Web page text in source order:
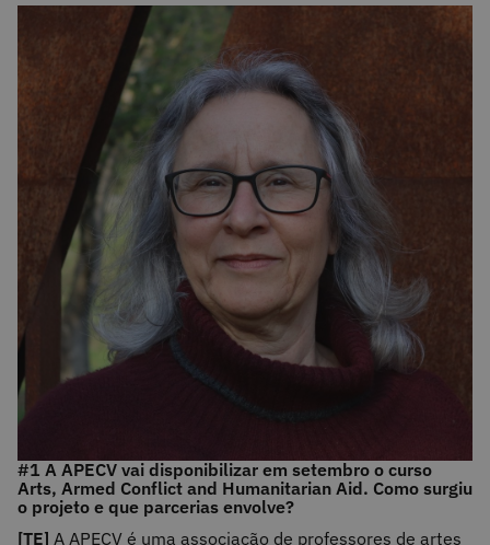
#1 A APECV vai disponibilizar em setembro o curso
Arts, Armed Conflict and Humanitarian Aid. Como surgiu
o projeto e que parcerias envolve?
[TE] A APECV é uma associação de professores de artes